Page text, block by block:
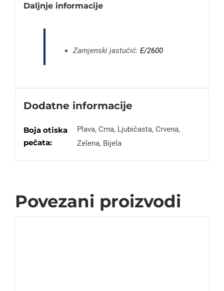
Daljnje informacije
Zamjenski jastučić: E/2600
Dodatne informacije
Boja otiska
pečata:
Plava, Crna, Ljubičasta, Crvena,
Zelena, Bijela
Povezani proizvodi